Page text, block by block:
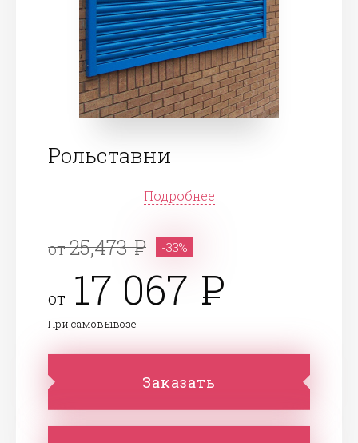
Рольставни
Подробнее
от25,473 -33%
от 17 067
При самовывозе
Заказать